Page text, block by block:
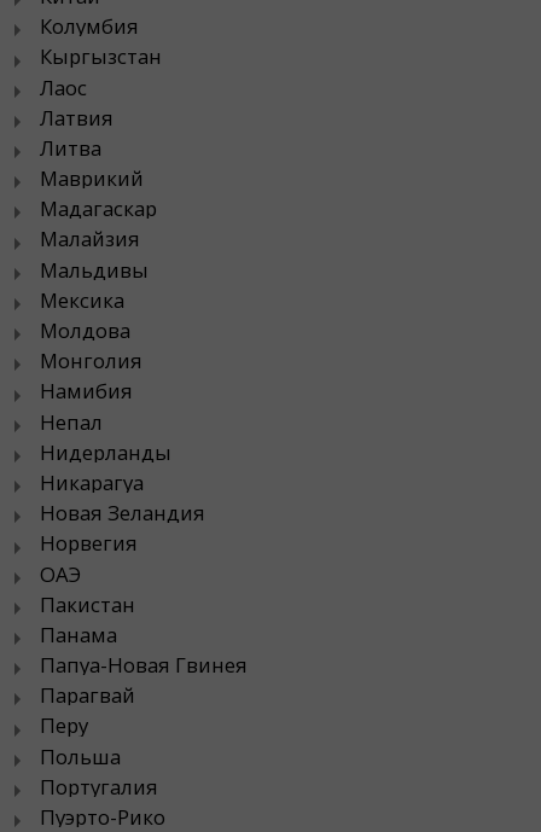
Колумбия
Кыргызстан
Лаос
Латвия
Литва
Маврикий
Мадагаскар
Малайзия
Мальдивы
Мексика
Молдова
Монголия
Намибия
Непал
Нидерланды
Никарагуа
Новая Зеландия
Норвегия
ОАЭ
Пакистан
Панама
Папуа-Новая Гвинея
Парагвай
Перу
Польша
Португалия
Пуэрто-Рико